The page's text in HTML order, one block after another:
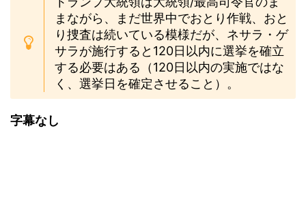
まながら、まだ世界中でおとり作戦、おと
り捜査は続いている模様だが、ネサラ・ゲ
サラが施行すると120日以内に選挙を確立
する必要はある（120日以内の実施ではな
く、選挙日を確定させること）。
字幕なし